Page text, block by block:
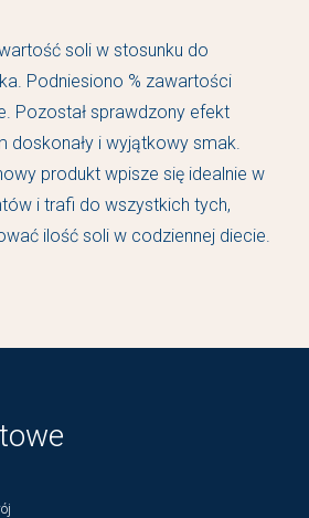
soli w stosunku do
Podniesiono % zawartości
Pozostał sprawdzony efekt
doskonały i wyjątkowy smak.
produkt wpisze się idealnie w
i trafi do wszystkich tych,
ilość soli w codziennej diecie.